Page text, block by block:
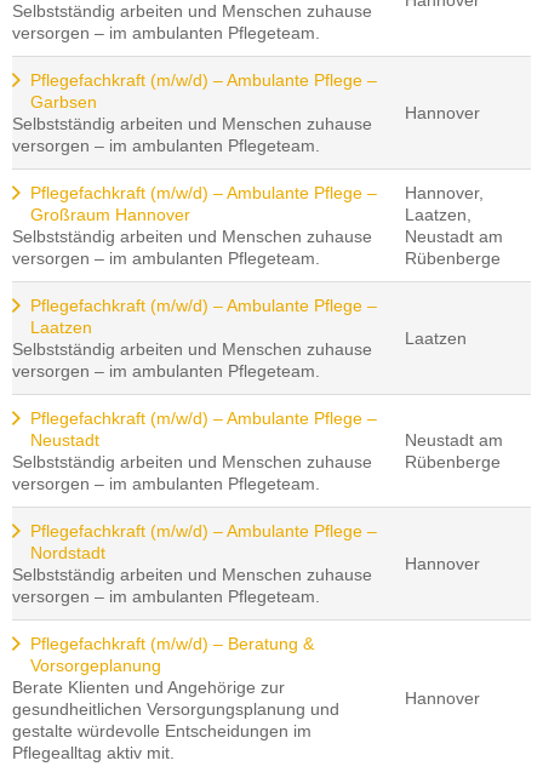
Selbstständig arbeiten und Menschen zuhause
versorgen – im ambulanten Pflegeteam.
Pflegefachkraft (m/w/d) – Ambulante Pflege –
Garbsen
Selbstständig arbeiten und Menschen zuhause
versorgen – im ambulanten Pflegeteam.
Hannover
Pflegefachkraft (m/w/d) – Ambulante Pflege –
Großraum Hannover
Selbstständig arbeiten und Menschen zuhause
versorgen – im ambulanten Pflegeteam.
Hannover,
Laatzen,
Neustadt am
Rübenberge
Pflegefachkraft (m/w/d) – Ambulante Pflege –
Laatzen
Selbstständig arbeiten und Menschen zuhause
versorgen – im ambulanten Pflegeteam.
Laatzen
Pflegefachkraft (m/w/d) – Ambulante Pflege –
Neustadt
Selbstständig arbeiten und Menschen zuhause
versorgen – im ambulanten Pflegeteam.
Neustadt am
Rübenberge
Pflegefachkraft (m/w/d) – Ambulante Pflege –
Nordstadt
Selbstständig arbeiten und Menschen zuhause
versorgen – im ambulanten Pflegeteam.
Hannover
Pflegefachkraft (m/w/d) – Beratung &
Vorsorgeplanung
Berate Klienten und Angehörige zur
gesundheitlichen Versorgungsplanung und
gestalte würdevolle Entscheidungen im
Pflegealltag aktiv mit.
Hannover